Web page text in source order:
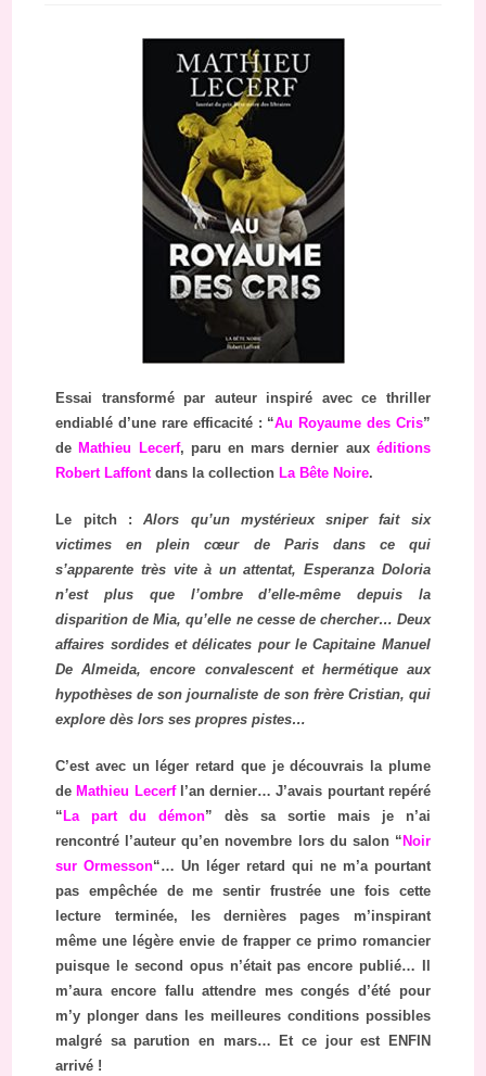
Essai transformé par auteur inspiré avec ce thriller
endiablé d’une rare efficacité : “Au Royaume des Cris”
de Mathieu Lecerf, paru en mars dernier aux éditions
Robert Laffontdans la collection La Bête Noire.
Le pitch :Alors qu’un mystérieux sniper fait six
victimes en plein cœur de Paris dans ce qui
s’apparente très vite à un attentat, Esperanza Doloria
n’est plus que l’ombre d’elle-même depuis la
disparition de Mia, qu’elle ne cesse de chercher… Deux
affaires sordides et délicates pour le Capitaine Manuel
De Almeida, encore convalescent et hermétique aux
hypothèses de son journaliste de son frère Cristian, qui
explore dès lors ses propres pistes…
C’est avec un léger retard que je découvrais la plume
de Mathieu Lecerfl’an dernier… J’avais pourtant repéré
“ La part du démon” dès sa sortie mais je n’ai
rencontré l’auteur qu’en novembre lors du salon “ Noir
sur Ormesson“… Un léger retard qui ne m’a pourtant
pas empêchée de me sentir frustrée une fois cette
lecture terminée, les dernières pages m’inspirant
même une légère envie de frapper ce primo romancier
puisque le second opus n’était pas encore publié… Il
m’aura encore fallu attendre mes congés d’été pour
m’y plonger dans les meilleures conditions possibles
malgré sa parution en mars… Et ce jour est ENFIN
arrivé !